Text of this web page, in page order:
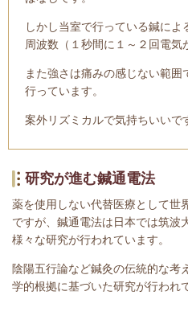
しかし当室で行っている鍼によ
周波数（１秒間に１～２回電気
また強さは痛みの感じない範
行っています。
案外リズミカルで気持ちいいで
研究が進む鍼通電法
薬を使用しない代替医療として世
ですが、鍼通電法は日本では筑波
様々な研究が行われています。
陰陽五行論など鍼灸の伝統的な考
学的根拠に基づいた研究が行われ